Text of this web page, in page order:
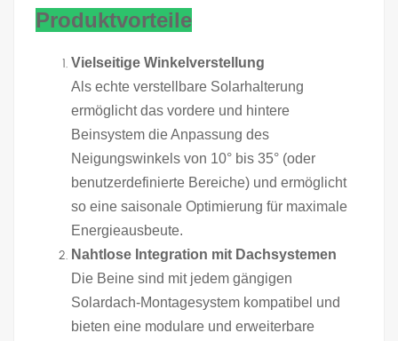
Produktvorteile
Vielseitige Winkelverstellung
Als echte verstellbare Solarhalterung
ermöglicht das vordere und hintere
Beinsystem die Anpassung des
Neigungswinkels von 10° bis 35° (oder
benutzerdefinierte Bereiche) und ermöglicht
so eine saisonale Optimierung für maximale
Energieausbeute.
Nahtlose Integration mit Dachsystemen
Die Beine sind mit jedem gängigen
Solardach-Montagesystem kompatibel und
bieten eine modulare und erweiterbare